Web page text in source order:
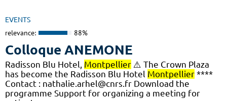
EVENTS
relevance: 88%
Colloque ANEMONE
Radisson Blu Hotel, Montpellier ⚠️ The Crown Plaza
has become the Radisson Blu Hotel Montpellier ****
Contact : nathalie.arhel@cnrs.fr Download the
programme Support for organizing a meeting for